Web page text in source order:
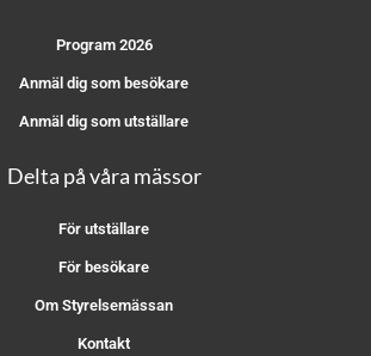
Program 2026
Anmäl dig som besökare
Anmäl dig som utställare
Delta på våra mässor
För utställare
För besökare
Om Styrelsemässan
Kontakt